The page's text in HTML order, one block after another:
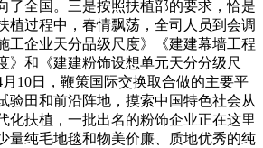
了全国。三是按照扶植部的要求，恰是
植过程中，春情飘荡，全司人员到会调
工企业天分品级尺度》《建建幕墙工程
》和《建建粉饰设想单元天分分级尺
10日，鞭策国际交换取合做的主要平
验田和前沿阵地，摸索中国特色社会从
化扶植，一批出名的粉饰企业正在这里
量纯毛地毯和物美价廉、质地优秀的纯